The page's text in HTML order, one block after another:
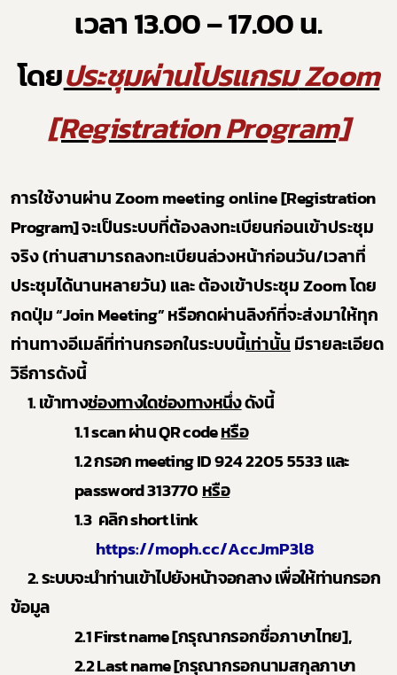
เวลา13.00 – 17.00น.
โดยประชุมผ่านโปรแกรมZoom
[Registration Program]
การใช้งานผ่านZoom meeting online[Registration
Program]จะเป็นระบบที่ต้องลงทะเบียนก่อนเข้าประชุม
จริง(ท่านสามารถลงทะเบียนล่วงหน้าก่อนวัน/เวลาที่
ประชุมได้นานหลายวัน)และ ต้องเข้าประชุมZoomโดย
กดปุ่ม“Join Meeting”หรือกดผ่านลิงก์ที่จะส่งมาให้ทุก
ท่านทางอีเมล์ที่ท่านกรอกในระบบนี้เท่านั้น มีรายละเอียด
วิธีการดังนี้
1.เข้าทางช่องทางใดช่องทางหนึ่งดังนี้
1.1 scanผ่านQRcodeหรือ
1.2กรอกmeeting ID924 2205 5533และ
password313770 หรือ
1.3 คลิกshort link
https://moph.cc/AccJmP3l8
2.ระบบจะนำท่านเข้าไปยังหน้าจอกลาง เพื่อให้ท่านกรอก
ข้อมูล
2.1 First name[กรุณากรอกชื่อภาษาไทย],
2.2 Last name [กรุณากรอกนามสกุลภาษา